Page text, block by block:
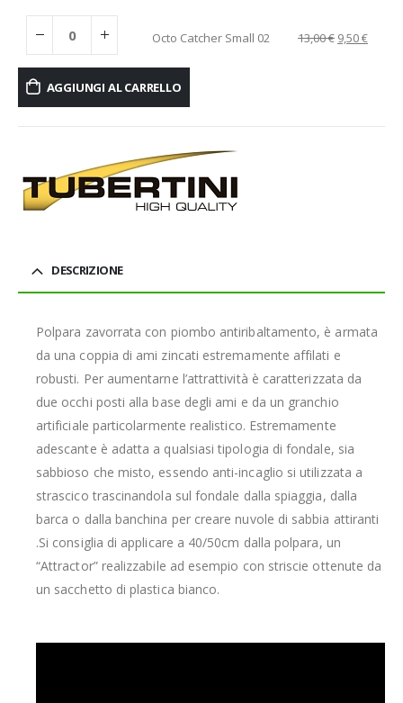
Octo Catcher Small 02 13,00€ 9,50€
AGGIUNGI AL CARRELLO
DESCRIZIONE
Polpara zavorrata con piombo antiribaltamento, è armata
da una coppia di ami zincati estremamente affilati e
robusti. Per aumentarne l’attrattività è caratterizzata da
due occhi posti alla base degli ami e da un granchio
artificiale particolarmente realistico. Estremamente
adescante è adatta a qualsiasi tipologia di fondale, sia
sabbioso che misto, essendo anti-incaglio si utilizzata a
strascico trascinandola sul fondale dalla spiaggia, dalla
barca o dalla banchina per creare nuvole di sabbia attiranti
.Si consiglia di applicare a 40/50cm dalla polpara, un
“Attractor” realizzabile ad esempio con striscie ottenute da
un sacchetto di plastica bianco.